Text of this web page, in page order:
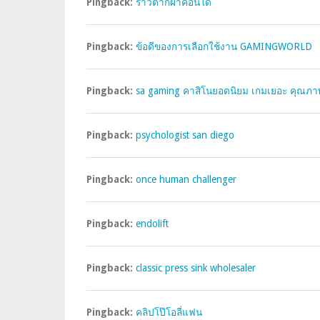
Pingback: ข้อดีของการเลือกใช้งาน GAMINGWORLD
Pingback: sa gaming คาสิโนยอดนิยม เกมเยอะ คุณภ
Pingback: psychologist san diego
Pingback: once human challenger
Pingback: endolift
Pingback: classic press sink wholesaler
Pingback: คลิปโป๊โอลี่แฟน